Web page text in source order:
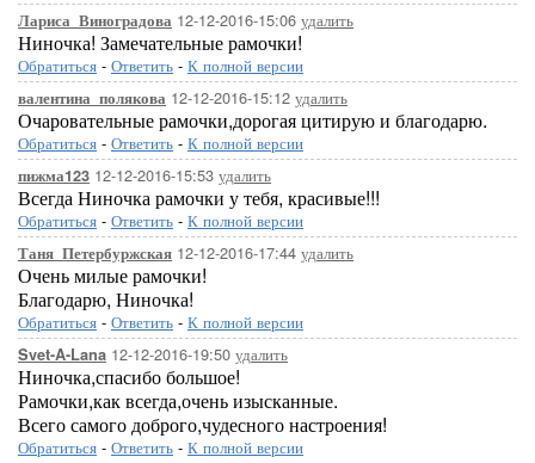
Лариса_Виноградова 12-12-2016-15:06 удалить
Ниночка! Замечательные рамочки!
Обратиться - Ответить - К полной версии
валентина_полякова 12-12-2016-15:12 удалить
Очаровательные рамочки,дорогая цитирую и благодарю.
Обратиться - Ответить - К полной версии
пижма123 12-12-2016-15:53 удалить
Всегда Ниночка рамочки у тебя, красивые!!!
Обратиться - Ответить - К полной версии
Таня_Петербуржская 12-12-2016-17:44 удалить
Очень милые рамочки!
Благодарю, Ниночка!
Обратиться - Ответить - К полной версии
Svet-A-Lana 12-12-2016-19:50 удалить
Ниночка,спасибо большое!
Рамочки,как всегда,очень изысканные.
Всего самого доброго,чудесного настроения!
Обратиться - Ответить - К полной версии